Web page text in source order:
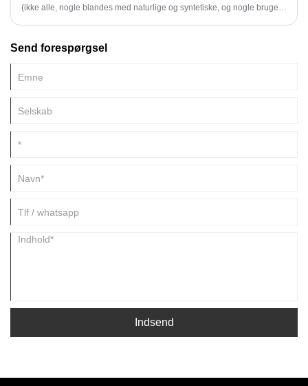
(ikke alle, nogle blandes med naturlige og syntetiske, og nogle bruger
kan være forskellige, kan de nogle gange opnå det samme formål.
Send forespørgsel
Indsend